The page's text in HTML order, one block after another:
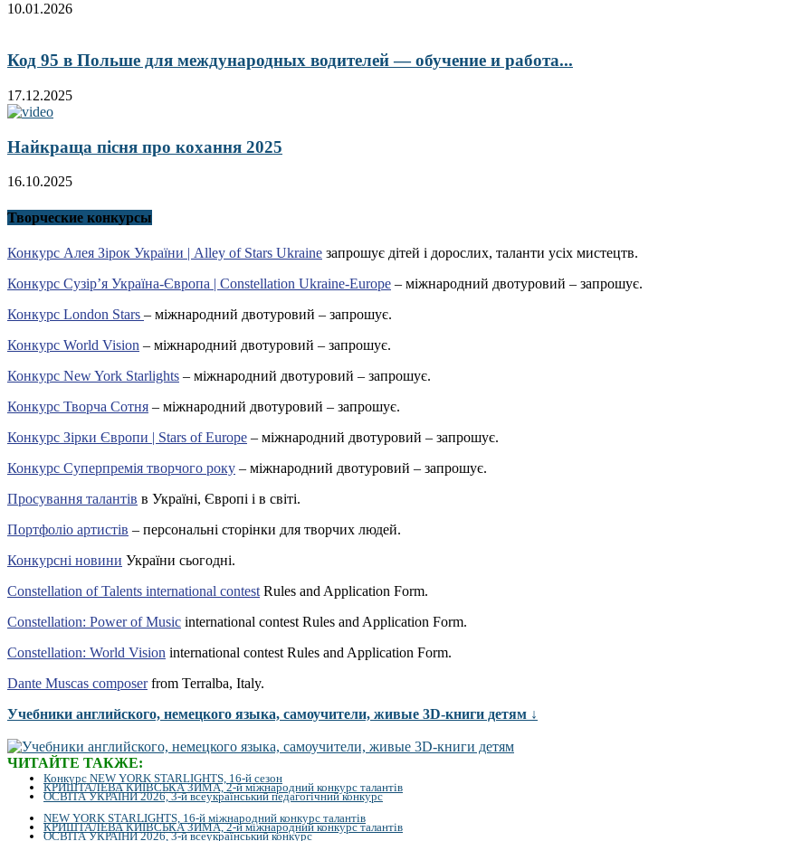
10.01.2026
Код 95 в Польше для международных водителей — обучение и работа...
17.12.2025
Найкраща пісня про кохання 2025
16.10.2025
Творческие конкурсы
Конкурс Алея Зірок України | Alley of Stars Ukraine запрошує дітей і дорослих, таланти усіх мистецтв.
Конкурс Сузір’я Україна-Європа | Constellation Ukraine-Europe – міжнародний двотуровий – запрошує.
Конкурс London Stars – міжнародний двотуровий – запрошує.
Конкурс World Vision – міжнародний двотуровий – запрошує.
Конкурс New York Starlights – міжнародний двотуровий – запрошує.
Конкурс Творча Сотня – міжнародний двотуровий – запрошує.
Конкурс Зірки Європи | Stars of Europe – міжнародний двотуровий – запрошує.
Конкурс Суперпремія творчого року – міжнародний двотуровий – запрошує.
Просування талантів в Україні, Європі і в світі.
Портфоліо артистів – персональні сторінки для творчих людей.
Конкурсні новини України сьогодні.
Constellation of Talents international contest Rules and Application Form.
Constellation: Power of Music international contest Rules and Application Form.
Constellation: World Vision international contest Rules and Application Form.
Dante Muscas composerfrom Terralba, Italy.
Учебники английского, немецкого языка, самоучители, живые 3D-книги детям ↓
ЧИТАЙТЕ ТАКЖЕ:
Конкурс NEW YORK STARLIGHTS, 16-й сезон
КРИШТАЛЕВА КИЇВСЬКА ЗИМА, 2-й міжнародний конкурс талантів
ОСВІТА УКРАЇНИ 2026, 3-й всеукраїнський педагогічний конкурс
NEW YORK STARLIGHTS, 16-й міжнародний конкурс талантів
КРИШТАЛЕВА КИЇВСЬКА ЗИМА, 2-й міжнародний конкурс талантів
ОСВІТА УКРАЇНИ 2026, 3-й всеукраїнський конкурс